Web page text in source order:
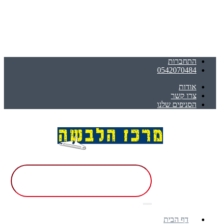
התחברות
0542070484
אודות
צרו קשר
הסניפים שלנו
דף הבית